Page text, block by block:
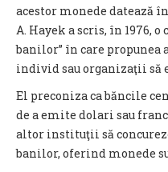
acestor monede datează
A. Hayek a scris, în 1976,
banilor” în care
individ sau organizaţii să
El preconiza ca băncile
de a emite dolari sau
altor instituţii să
banilor, oferind monede